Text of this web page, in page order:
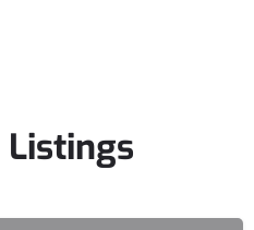
Listings